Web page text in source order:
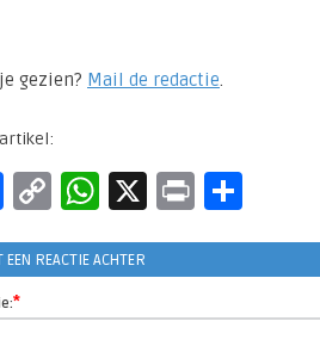
gezien? Mail de redactie.​
Facebook
CopyWhatsApp
X Print
EEN REACTIE ACHTER
*